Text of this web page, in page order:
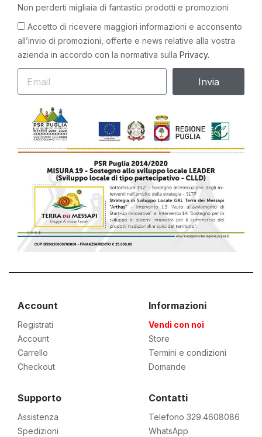
Non perderti migliaia di fantastici prodotti e promozioni
Accetto di ricevere maggiori informazioni e acconsento
all’invio di promozioni, offerte e news relative alla vostra
azienda in accordo con la normativa sulla Privacy.
Invia
Account
Registrati
Account
Carrello
Checkout
Informazioni
Vendi con noi
Store
Termini e condizioni
Domande
Supporto
Assistenza
Spedizioni
Contatti
Telefono 329.4608086
WhatsApp